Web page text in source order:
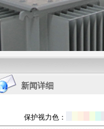
新闻详细
保护视力色：